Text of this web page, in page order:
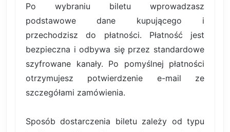
Po wybraniu biletu wprowadzasz
podstawowe dane kupującego i
przechodzisz do płatności. Płatność jest
bezpieczna i odbywa się przez standardowe
szyfrowane kanały. Po pomyślnej płatności
otrzymujesz potwierdzenie e-mail ze
szczegółami zamówienia.
Sposób dostarczenia biletu zależy od typu